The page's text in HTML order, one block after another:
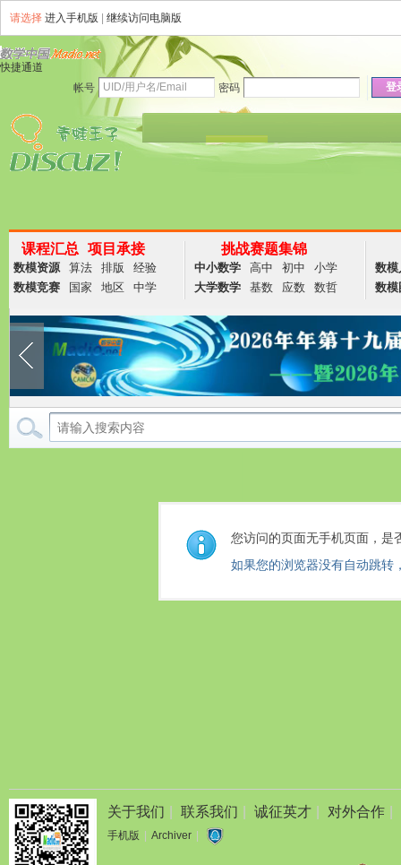
请选择 进入手机版 继续访问电脑版
快捷通道
帐号
密码 登
论坛 说说 群组
商务
课程汇总 项目承接
数模资源 算法 排版
经验
数模竞赛
国家 地区 中学
挑战赛题集锦
中小数学 高中 初中
小学
大学数学
基数 应数 数哲
数模
数模
您访问的页面无手机页面，是
如果您的浏览器没有自动跳转
关于我们 联系我们 诚征英才 对外合作
手机版 Archiver